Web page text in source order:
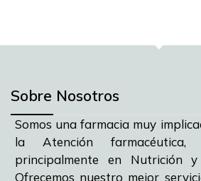
Sobre Nosotros
Somos una farmacia muy
la Atención farmacéutica,
principalmente en Nutrición y
Ofrecemos nuestro mejor